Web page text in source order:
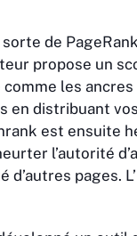
de
propose un
les
distribuant
est
l’autorité
d’autres